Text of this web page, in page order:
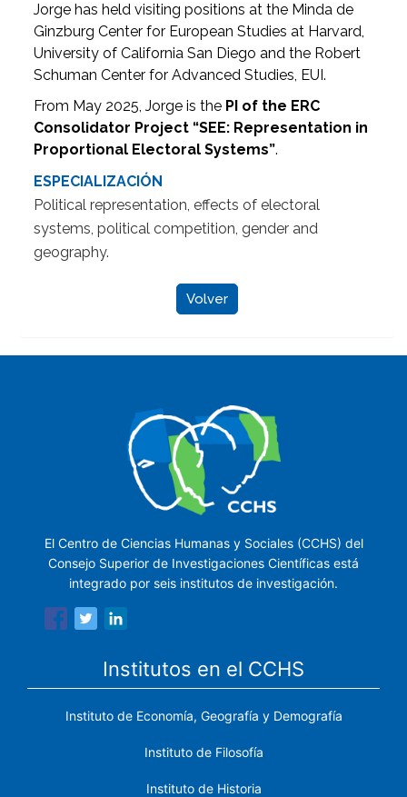
Jorge has held visiting positions at the Minda de
Ginzburg Center for European Studies at Harvard,
University of California San Diego and the Robert
Schuman Center for Advanced Studies, EUI.
From May 2025, Jorge is the PI of the ERC
Consolidator Project “SEE: Representation in
Proportional Electoral Systems”.
ESPECIALIZACIÓN
Political representation, effects of electoral
systems, political competition, gender and
geography.
Volver
El Centro de Ciencias Humanas y Sociales (CCHS) del
Consejo Superior de Investigaciones Científicas está
integrado por seis institutos de investigación.
Institutos en el CCHS
Instituto de Economía, Geografía y Demografía
Instituto de Filosofía
Instituto de Historia